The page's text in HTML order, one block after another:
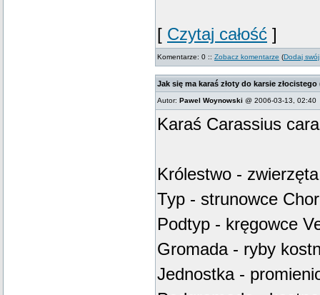
[ Czytaj całość ]
Komentarze: 0 :: Zobacz komentarze (Dodaj
Jak się ma karaś złoty do karsie złocistego
Autor: Pawel Woynowski @ 2006-03-13, 02:40
Karaś Carassius
Królestwo -
Typ - strunowce
Podtyp - kręgowce
Gromada - ryby
Jednostka -